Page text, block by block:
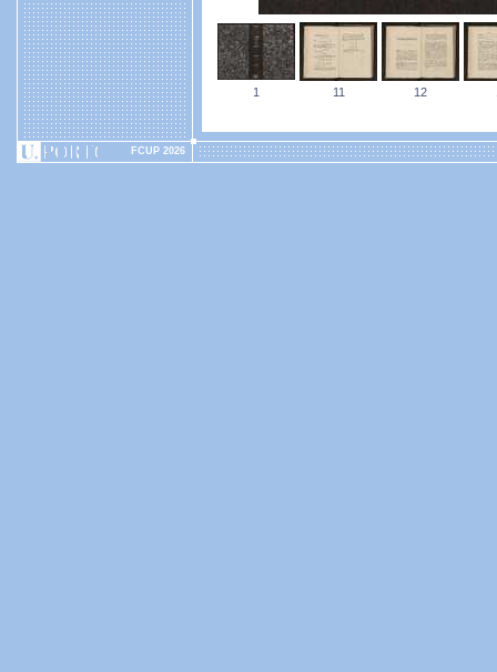
1 11 12
FCUP 2026